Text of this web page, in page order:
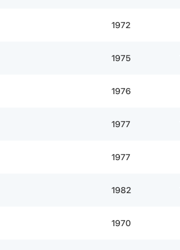
1972
1975
1976
1977
1977
1982
1970